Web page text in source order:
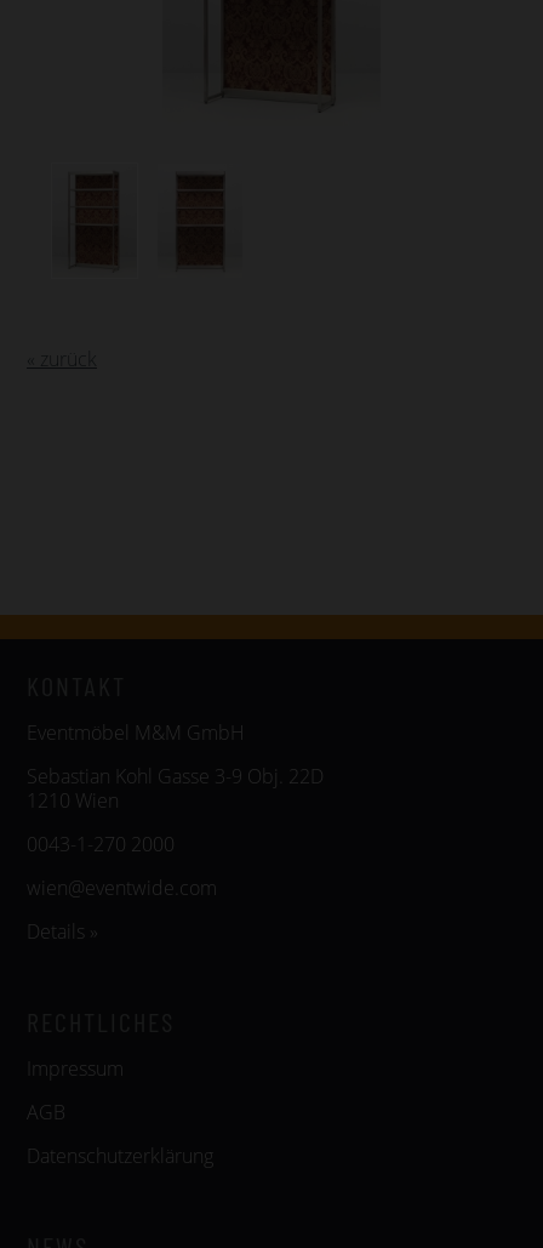
« zurück
Eventmöbel M&M GmbH
Sebastian Kohl Gasse 3-9 Obj. 22D
1210 Wien
0043-1-270 2000
wien@eventwide.com
Details »
Impressum
AGB
Datenschutzerklärung